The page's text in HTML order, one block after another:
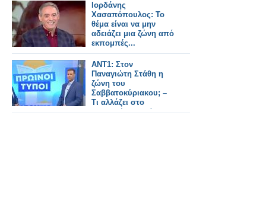
Ιορδάνης
Χασαπόπουλος: Το
θέμα είναι να μην
αδειάζει μια ζώνη από
εκπομπές...
ANT1: Στον
Παναγιώτη Στάθη η
ζώνη του
Σαββατοκύριακου; –
Τι αλλάζει στο
“Καλημέρα Ελλάδα”;